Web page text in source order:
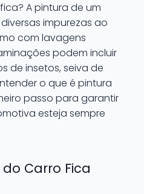
A pintura de um
impurezas ao
com lavagens
podem incluir
de insetos, seiva de
o que é pintura
passo para garantir
esteja sempre
Carro Fica